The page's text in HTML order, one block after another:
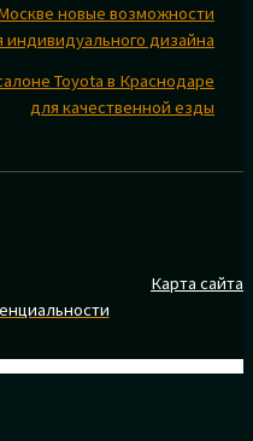
новые возможности
индивидуального дизайна
Toyota в Краснодаре
для качественной езды
Карта сайта